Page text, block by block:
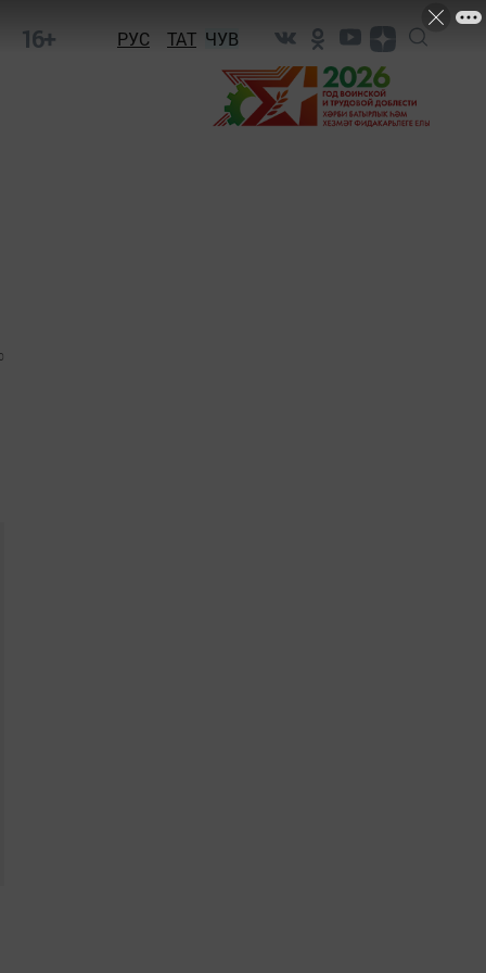
16+ РУС ТАТ ЧУВ